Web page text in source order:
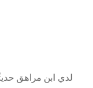
لدي ابن مراهق